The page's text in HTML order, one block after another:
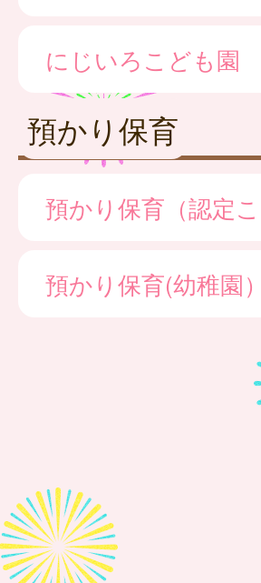
にじいろこども園
預かり保育
預かり保育（認定こ
預かり保育(幼稚園）